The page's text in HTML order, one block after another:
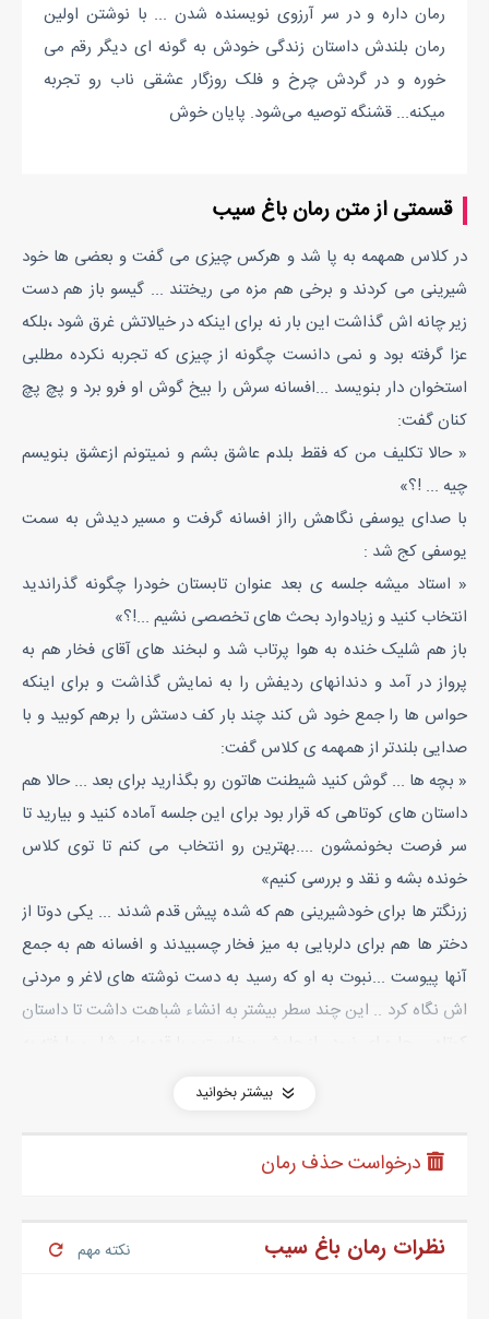
رمان داره و در سر آرزوی نویسنده شدن ... با نوشتن اولین
رمان بلندش داستان زندگی خودش به گونه ای دیگر رقم می
خوره و در گردش چرخ و فلک روزگار عشقی ناب رو تجربه
میکنه... قشنگه توصیه می‌شود. پایان خوش
قسمتی از متن رمان باغ سیب
در کلاس همهمه به پا شد و هرکس چیزی می گفت و بعضی ها خود
شیرینی می کردند و برخی هم مزه می ریختند ... گیسو باز هم دست
زیر چانه اش گذاشت این بار نه برای اینکه در خیالاتش غرق شود ،بلکه
عزا گرفته بود و نمی دانست چگونه از چیزی که تجربه نکرده مطلبی
استخوان دار بنویسد ...افسانه سرش را بیخ گوش او فرو برد و پچ پچ
کنان گفت:
« حالا تکلیف من که فقط بلدم عاشق بشم و نمیتونم ازعشق بنویسم
چیه ... !؟»
با صدای یوسفی نگاهش رااز افسانه گرفت و مسیر دیدش به سمت
یوسفی کج شد :
« استاد میشه جلسه ی بعد عنوان تابستان خودرا چگونه گذراندید
انتخاب کنید و زیادوارد بحث های تخصصی نشیم ...!؟»
باز هم شلیک خنده به هوا پرتاب شد و لبخند های آقای فخار هم به
پرواز در آمد و دندانهای ردیفش را به نمایش گذاشت و برای اینکه
حواس ها را جمع خود ش کند چند بار کف دستش را برهم کوبید و با
صدایی بلندتر از همهمه ی کلاس گفت:
« بچه ها ... گوش کنید شیطنت هاتون رو بگذارید برای بعد ... حالا هم
داستان های کوتاهی که قرار بود برای این جلسه آماده کنید و بیارید تا
سر فرصت بخونمشون ....بهترین رو انتخاب می کنم تا توی کلاس
خونده بشه و نقد و بررسی کنیم»
زرنگتر ها برای خودشیرینی هم که شده پیش قدم شدند ... یکی دوتا از
دختر ها هم برای دلربایی به میز فخار چسبیدند و افسانه هم به جمع
آنها پیوست ...نبوت به او که رسید به دست نوشته های لاغر و مردنی
اش نگاه کرد .. این چند سطر بیشتر به انشاء شباهت داشت تا داستان
دیکته ی پر غلط املایی شان را روی میز معلم می گذارند با سری افتاده
او ناراحت است درحالی که نوشته های شاگردانش کلاش را مرتب
« خانوم درخشان .... می دونم این جا دانشگاه نیست و این همه
بیشتر بخوانید
نظرات رمان باغ سیب نکته مهم